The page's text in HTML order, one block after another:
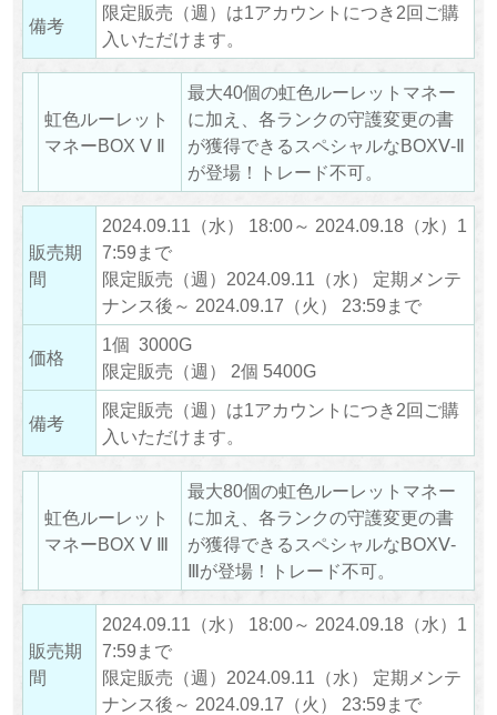
備考
限定販売（週）は1アカウントにつき2回ご購
入いただけます。
虹色ルーレット
マネーBOX Ⅴ Ⅱ
最大40個の虹色ルーレットマネー
に加え、各ランクの守護変更の書
が獲得できるスペシャルなBOXⅤ-Ⅱ
が登場！トレード不可。
販売期
間
2024.09.11（水） 18:00～ 2024.09.18（水）1
7:59まで
限定販売（週）2024.09.11（水） 定期メンテ
ナンス後～ 2024.09.17（火） 23:59まで
価格
1個 3000G
限定販売（週） 2個 5400G
備考
限定販売（週）は1アカウントにつき2回ご購
入いただけます。
虹色ルーレット
マネーBOX Ⅴ Ⅲ
最大80個の虹色ルーレットマネー
に加え、各ランクの守護変更の書
が獲得できるスペシャルなBOXⅤ-
Ⅲが登場！トレード不可。
販売期
間
2024.09.11（水） 18:00～ 2024.09.18（水）1
7:59まで
限定販売（週）2024.09.11（水） 定期メンテ
ナンス後～ 2024.09.17（火） 23:59まで